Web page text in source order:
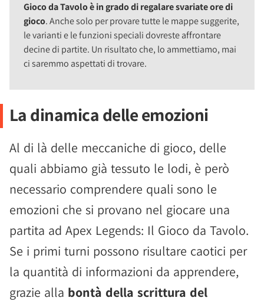
Gioco da Tavolo è in grado di regalare svariate ore di
gioco. Anche solo per provare tutte le mappe suggerite,
le varianti e le funzioni speciali dovreste affrontare
decine di partite. Un risultato che, lo ammettiamo, mai
ci saremmo aspettati di trovare.
La dinamica delle emozioni
Al di là delle meccaniche di gioco, delle
quali abbiamo già tessuto le lodi, è però
necessario comprendere quali sono le
emozioni che si provano nel giocare una
partita ad Apex Legends: Il Gioco da Tavolo.
Se i primi turni possono risultare caotici per
la quantità di informazioni da apprendere,
grazie alla bontà della scrittura del